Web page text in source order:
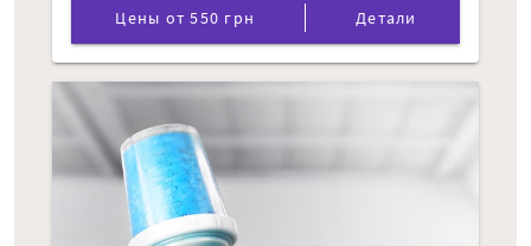
Цены от 550 грн Детали